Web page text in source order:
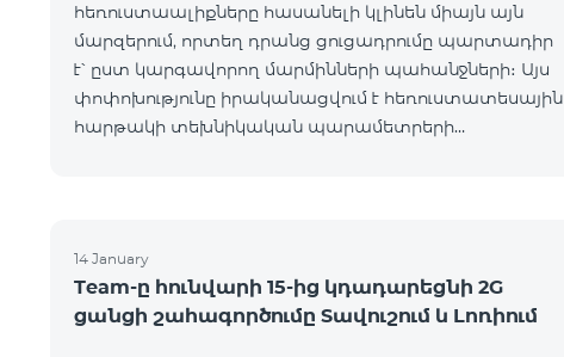
հեռուստաալիքները հասանելի կլինեն միայն այն
մարզերում, որտեղ դրանց ցուցադրումը պարտադիր
է՝ ըստ կարգավորող մարմինների պահանջների։ Այս
փոփոխությունը իրականացվում է հեռուստատեսային
հարթակի տեխնիկական պարամետրերի
14 January
Team-ը հունվարի 15-ից կդադարեցնի 2G
ցանցի շահագործումը Տավուշում և Լոռիում